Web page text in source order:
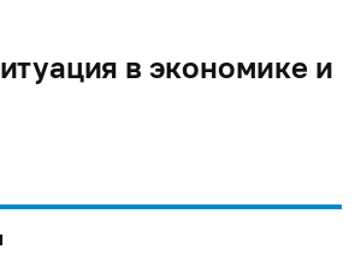
в экономике и